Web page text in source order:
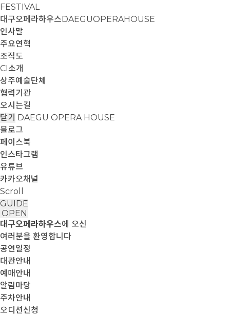
FESTIVAL
대구오페라하우스DAEGUOPERAHOUSE
인사말
주요연혁
조직도
CI소개
상주예술단체
협력기관
오시는길
닫기 DAEGU OPERA HOUSE
블로그
페이스북
인스타그램
유튜브
카카오채널
Scroll
GUIDE
OPEN
대구오페라하우스에 오신
여러분을 환영합니다
공연일정
대관안내
예매안내
알림마당
주차안내
오디션신청